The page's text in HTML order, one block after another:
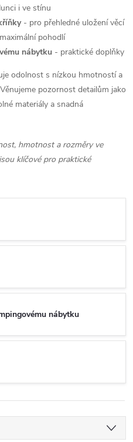
i ve stínu
- pro přehledné uložení věcí
pohodlí
nábytku - praktické doplňky
odolnost s nízkou hmotností a
pozornost detailům jako
materiály a snadná
hmotnost a rozměry ve
klíčové pro praktické
nábytku